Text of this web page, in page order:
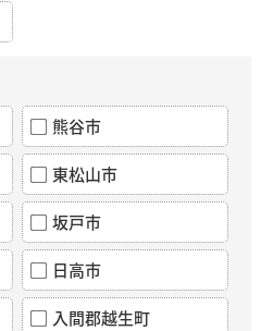
熊谷市
東松山市
坂戸市
日高市
入間郡越生町